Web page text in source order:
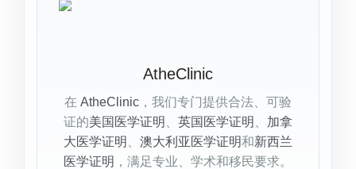
AtheClinic
在 AtheClinic ，我们专门提供合法、可验
证的美国医学证明 英国医学证明
加拿
大医学证明
澳大利亚医学证明和新西兰
医学证明 ，满足专业、学术和移民要求。